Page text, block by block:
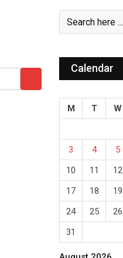
Calendar
M T W
3
4 5
10
11 12
17
18 19
24
25 26
31